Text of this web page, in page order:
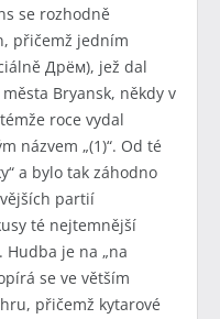
se rozhodně
přičemž jedním
Дрём), jež dal
Bryansk, někdy v
roce vydal
názvem „(1)“. Od té
a bylo tak záhodno
partií
té nejtemnější
je na „na
se ve větším
přičemž kytarové